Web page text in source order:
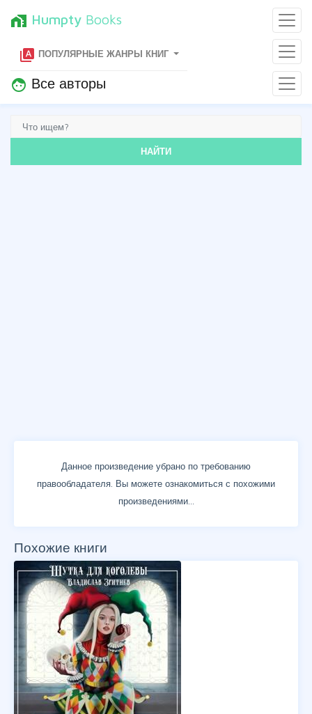
home_work Humpty Books
type_specimen ПОПУЛЯРНЫЕ ЖАНРЫ КНИГ
face Все авторы
НАЙТИ
Данное произведение убрано по требованию
правообладателя. Вы можете ознакомиться с похожими
произведениями...
Похожие книги